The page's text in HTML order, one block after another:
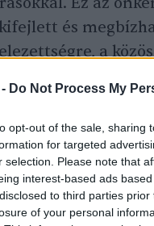
Do Not Process My
opt-out of the sale, sharing
for targeted
selection. Please note that
interest-based ads
to third parties
of your personal
és
a
koordinációs
az európai
körét
kezdetekben az